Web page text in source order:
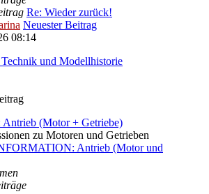
Re: Wieder zurück!
Neuester Beitrag
08:14
und Modellhistorie
(Motor + Getriebe)
zu Motoren und Getrieben
Antrieb (Motor und